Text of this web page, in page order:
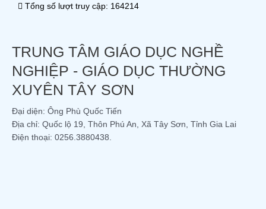
Tổng số lượt truy cập: 164214
TRUNG TÂM GIÁO DỤC NGHỀ
NGHIỆP - GIÁO DỤC THƯỜNG
XUYÊN TÂY SƠN
Đại diện: Ông Phù Quốc Tiến
Địa chỉ: Quốc lộ 19, Thôn Phú An, Xã Tây Sơn, Tỉnh Gia Lai
Điện thoại: 0256.3880438.